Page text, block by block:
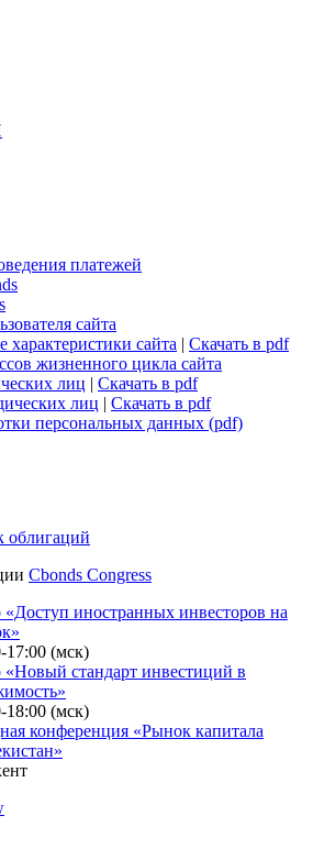
платежей
сайта
сайта|Скачать в pdf
жизненного цикла сайта
лиц
облигаций
Cbonds Congress
иностранных инвесторов на
17:00 (мск)
стандарт инвестиций в
конференция «Рынок капитала